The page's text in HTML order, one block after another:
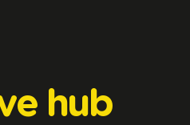
hub